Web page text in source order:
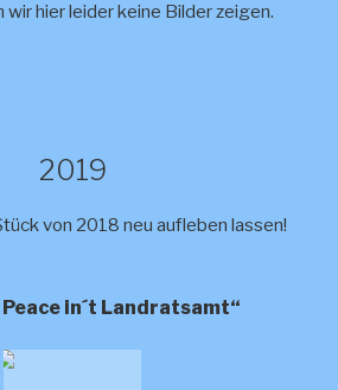
wir hier leider keine Bilder zeigen.
2019
von 2018 neu aufleben lassen!
Peace in´t Landratsamt“